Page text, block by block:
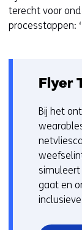
terecht voor
processtappen:
Flyer
Bij het
simuleert
gaat en